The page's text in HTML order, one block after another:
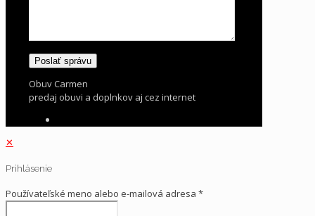
Obuv Carmen
predaj obuvi a doplnkov aj cez internet
✕
Prihlásenie
Používateľské meno alebo e-mailová adresa *